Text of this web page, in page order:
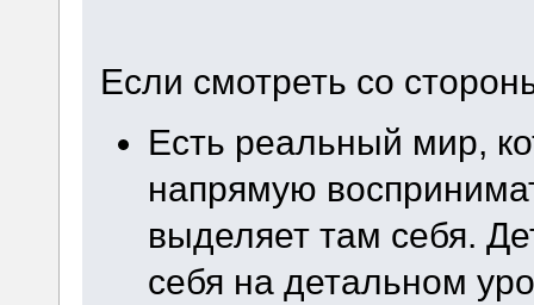
Если смотреть со
Есть реальный мир,
напрямую
выделяет там себя.
себя на детальном